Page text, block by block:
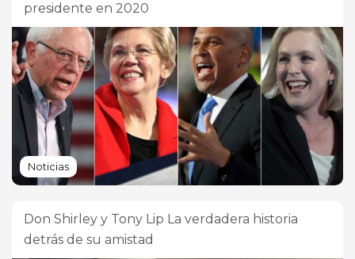
presidente en 2020
Noticias
Don Shirley y Tony Lip La verdadera historia
detrás de su amistad